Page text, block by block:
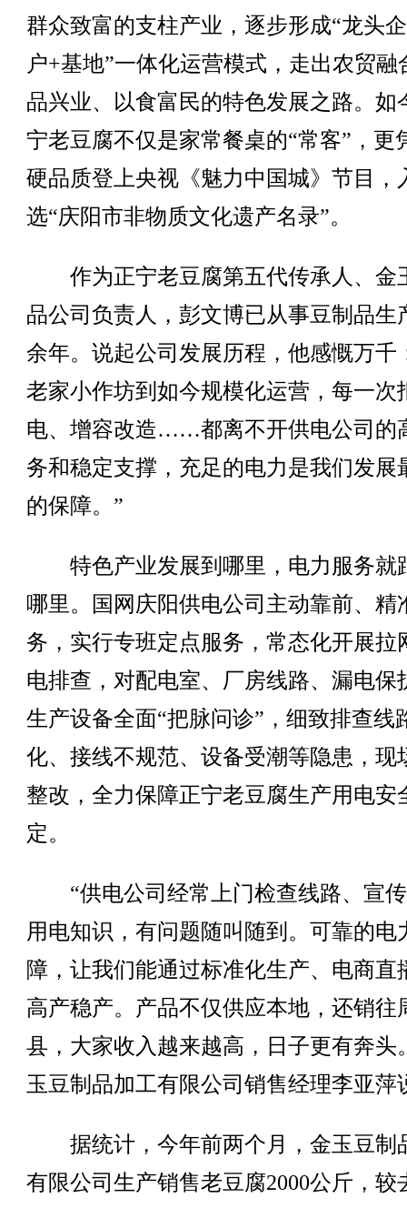
群众致富的支柱产业，逐步形成“龙头
户+基地”一体化运营模式，走出农贸融
品兴业、以食富民的特色发展之路。如
宁老豆腐不仅是家常餐桌的“常客”，更
硬品质登上央视《魅力中国城》节目，
选“庆阳市非物质文化遗产名录”。
作为正宁老豆腐第五代传承人、金
品公司负责人，彭文博已从事豆制品生
余年。说起公司发展历程，他感慨万千
老家小作坊到如今规模化运营，每一次
电、增容改造……都离不开供电公司的
务和稳定支撑，充足的电力是我们发展
的保障。”
特色产业发展到哪里，电力服务就
哪里。国网庆阳供电公司主动靠前、精
务，实行专班定点服务，常态化开展拉
电排查，对配电室、厂房线路、漏电保
生产设备全面“把脉问诊”，细致排查线
化、接线不规范、设备受潮等隐患，现
整改，全力保障正宁老豆腐生产用电安
定。
“供电公司经常上门检查线路、宣
用电知识，有问题随叫随到。可靠的电
障，让我们能通过标准化生产、电商直
高产稳产。产品不仅供应本地，还销往
县，大家收入越来越高，日子更有奔头
玉豆制品加工有限公司销售经理李亚萍
据统计，今年前两个月，金玉豆制
有限公司生产销售老豆腐2000公斤，较